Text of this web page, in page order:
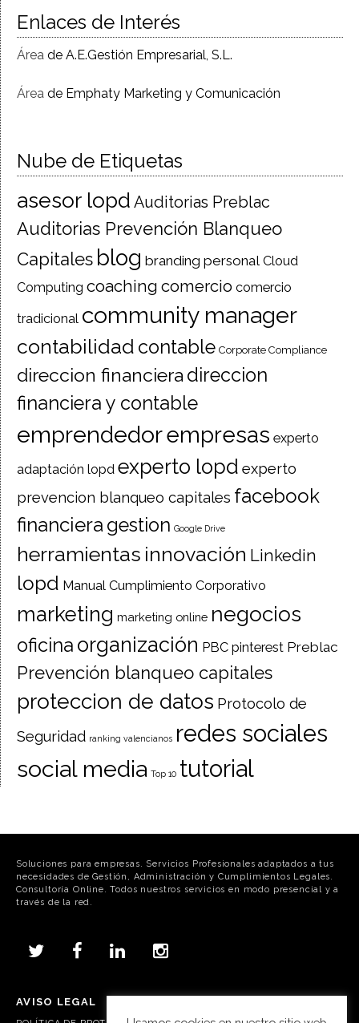
Enlaces de Interés
Área de A.E.Gestión Empresarial, S.L.
Área de Emphaty Marketing y Comunicación
Nube de Etiquetas
asesor lopd Auditorias Preblac
Auditorias Prevención Blanqueo
Capitales blog branding personal Cloud
Computing coaching comercio comercio
tradicional community manager
contabilidad contable Corporate Compliance
direccion financiera direccion
financiera y contable
emprendedorempresas experto
adaptación lopd experto lopd experto
prevencion blanqueo capitales facebook
financiera gestion Google Drive
herramientas innovación Linkedin
lopd Manual Cumplimiento Corporativo
marketing marketing online negocios
oficina organización PBC pinterest Preblac
Prevención blanqueo capitales
proteccion de datos Protocolo de
Seguridad ranking valencianos redes sociales
social media Top 10 tutorial
Soluciones para empresas. Servicios Profesionales adaptados a tus
necesidades de Gestión, Administración y Cumplimientos Legales.
Consultoría Online. Todos nuestros servicios en modo presencial y a
través de la red.
AVISO LEGAL